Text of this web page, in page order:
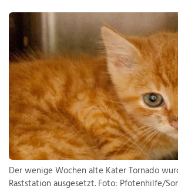
Der wenige Wochen alte Kater Tornado
Raststation ausgesetzt. Foto: Pfotenhilfe/